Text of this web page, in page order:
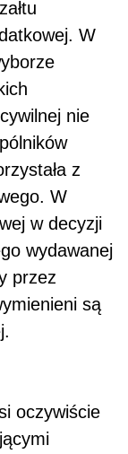
W
nie
z
W
w decyzji
wydawanej
przez
są
oczywiście